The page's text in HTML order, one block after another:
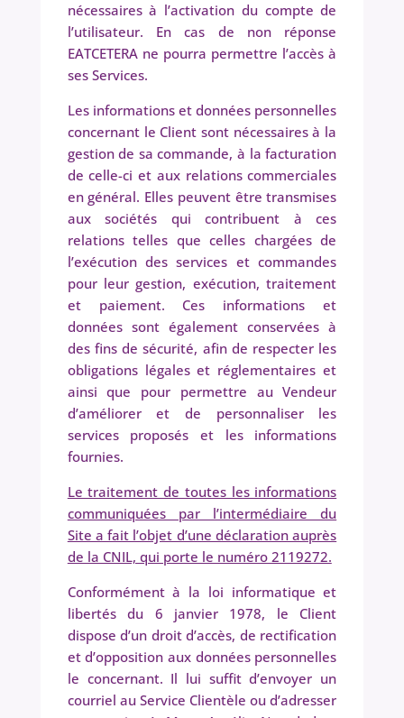
nécessaires à l’activation du compte de
l’utilisateur. En cas de non réponse
EATCETERA ne pourra permettre l’accès à
ses Services.
Les informations et données personnelles
concernant le Client sont nécessaires à la
gestion de sa commande, à la facturation
de celle-ci et aux relations commerciales
en général. Elles peuvent être transmises
aux sociétés qui contribuent à ces
relations telles que celles chargées de
l’exécution des services et commandes
pour leur gestion, exécution, traitement
et paiement. Ces informations et
données sont également conservées à
des fins de sécurité, afin de respecter les
obligations légales et réglementaires et
ainsi que pour permettre au Vendeur
d’améliorer et de personnaliser les
services proposés et les informations
fournies.
Le traitement de toutes les informations
communiquées par l’intermédiaire du
Site a fait l’objet d’une déclaration auprès
de la CNIL, qui porte le numéro 2119272.
Conformément à la loi informatique et
libertés du 6 janvier 1978, le Client
dispose d’un droit d’accès, de rectification
et d’opposition aux données personnelles
le concernant. Il lui suffit d’envoyer un
courriel au Service Clientèle ou d’adresser